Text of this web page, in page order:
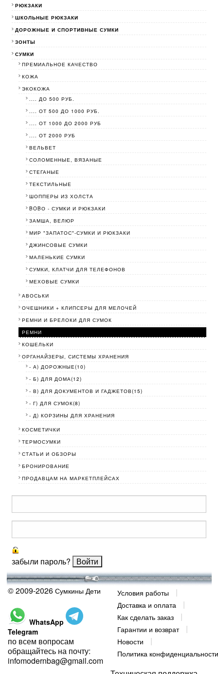
РЮКЗАКИ
ШКОЛЬНЫЕ РЮКЗАКИ
ДОРОЖНЫЕ И СПОРТИВНЫЕ СУМКИ
ЗОНТЫ
СУМКИ
ПРЕМИАЛЬНОЕ КАЧЕСТВО
КОЖА
ЭКОКОЖА
.... ДО 500 РУБ.
.... ОТ 500 ДО 1000 РУБ.
.... ОТ 1000 ДО 2000 РУБ
.... ОТ 2000 РУБ
ВЕЛЬВЕТ
СОЛОМЕННЫЕ, ВЯЗАНЫЕ
СТЕГАНЫЕ
ТЕКСТИЛЬНЫЕ
ШОППЕРЫ ИЗ ХОЛСТА
BOBО - СУМКИ И РЮКЗАКИ
ЗАМША, ВЕЛЮР
МИР "ЗАПАТОС"-СУМКИ И РЮКЗАКИ
ДЖИНСОВЫЕ СУМКИ
МАЛЕНЬКИЕ СУМКИ
СУМКИ, КЛАТЧИ ДЛЯ ТЕЛЕФОНОВ
МЕХОВЫЕ СУМКИ
АВОСЬКИ
ОЧЕШНИКИ + КЛИПСЕРЫ ДЛЯ МЕЛОЧЕЙ
РЕМНИ И БРЕЛОКИ ДЛЯ СУМОК
РЕМНИ
КОШЕЛЬКИ
ОРГАНАЙЗЕРЫ, СИСТЕМЫ ХРАНЕНИЯ
- А) ДОРОЖНЫЕ(10)
- Б) ДЛЯ ДОМА(12)
- В) ДЛЯ ДОКУМЕНТОВ И ГАДЖЕТОВ(15)
- Г) ДЛЯ СУМОК(8)
- Д) КОРЗИНЫ ДЛЯ ХРАНЕНИЯ
КОСМЕТИЧКИ
ТЕРМОСУМКИ
СТАТЬИ И ОБЗОРЫ
БРОНИРОВАНИЕ
ПРОДАВЦАМ НА МАРКЕТПЛЕЙСАХ
забыли пароль?
© 2009-2026 Сумкины Дети
WhatsApp
Telegram
по всем вопросам
обращайтесь на почту:
infomodernbag@gmail.com
Условия работы
Доставка и оплата
Как сделать заказ
Гарантии и возврат
Новости
Политика конфиденциальности